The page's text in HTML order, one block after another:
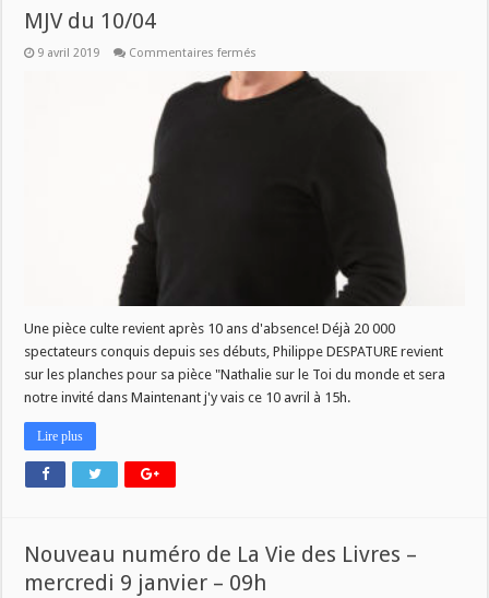
MJV du 10/04
9 avril 2019 Commentaires fermés
du
10/04
Une pièce culte revient après 10 ans d'absence! Déjà 20 000
spectateurs conquis depuis ses débuts, Philippe DESPATURE revient
sur les planches pour sa pièce "Nathalie sur le Toi du monde et sera
notre invité dans Maintenant j'y vais ce 10 avril à 15h.
Lire plus
Nouveau numéro de La Vie des Livres –
mercredi 9 janvier – 09h